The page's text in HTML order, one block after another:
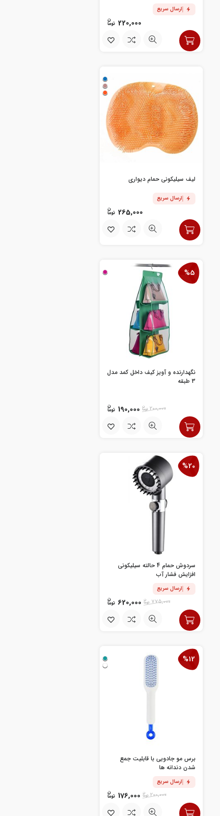
ارسال سریع
220,000
لیف سیلیکونی حمام دیواری
ارسال سریع
265,000
%5
نگهدارنده و آویز کیف داخل کمد مدل
3 طبقه
200,000
190,000
%20
سردوش حمام 4 حالته سیلیکونی
افزایش فشار آب
ارسال سریع
775,000
620,000
%12
برس مو جادویی با قابلیت جمع
شدن دندانه ها
ارسال سریع
200,000
176,000